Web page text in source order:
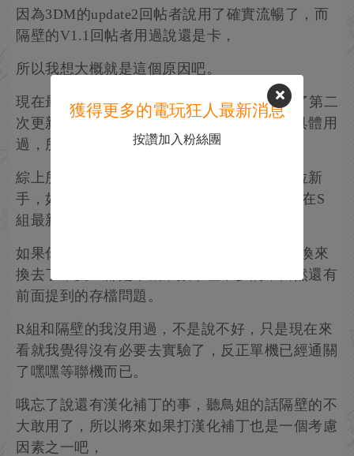
因為3DM的update2回帖者說用了確實流暢了，而
隔壁的V1.1回帖者用過說還是卡，
所以我想大概就是這個原因吧。
現在最新出的是V1.2破解補丁，應該是包含了第二
次更新了，按理說應該也改善了效率。沒有具體用
過，所以不妄下評論。
綜上所述，就本人實際經驗來推薦的話，各位新
手，如果你一直用S組的，就用到底，就是現在S
組最新的update1，
如果你已經用上了3DM的update2，就不要再換來
換去了，反正都是單機，效果差不多的，當然還有
前面提到的存檔問題。
R組和隔壁的我沒用過，不是說不好，只是現在來
看就我覺得沒有必要去實驗了，反正單機已經通關
了嘿嘿等聯機而已。
哦忘了說還有漢化補丁的事，聽鳥姐的話隔壁的不
大敢用了，所以將來如果打漢化補丁也是一個考慮
因素之一吧，
獲得更多的電玩狂人最新消息
按讚加入粉絲團